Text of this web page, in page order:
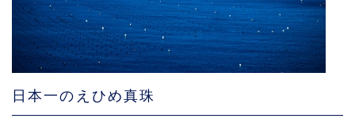
日本一のえひめ真珠